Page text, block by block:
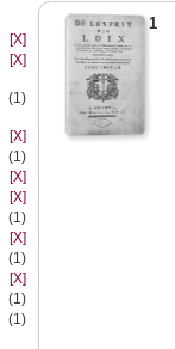
[X]
[X]
(1)
[X]
(1)
[X]
[X]
(1)
[X]
(1)
[X]
(1)
(1)
1